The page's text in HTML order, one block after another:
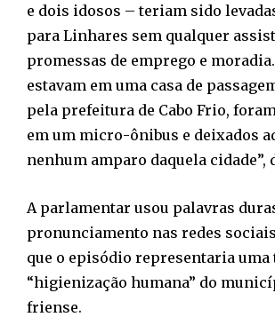
e dois idosos – teriam sido
para Linhares sem qualquer
promessas de emprego e
estavam em uma casa de
pela prefeitura de Cabo Frio,
em um micro-ônibus e deixados
nenhum amparo daquela cidade”,
A parlamentar usou palavras
pronunciamento nas redes
que o episódio representaria uma
“higienização humana” do
friense.